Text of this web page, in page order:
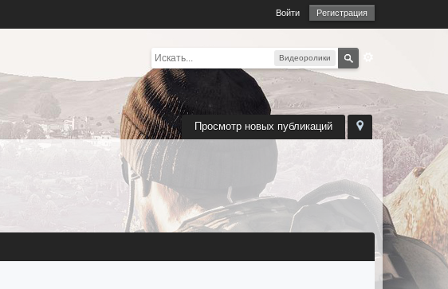
Войти Регистрация
Видеоролики
Просмотр новых публикаций